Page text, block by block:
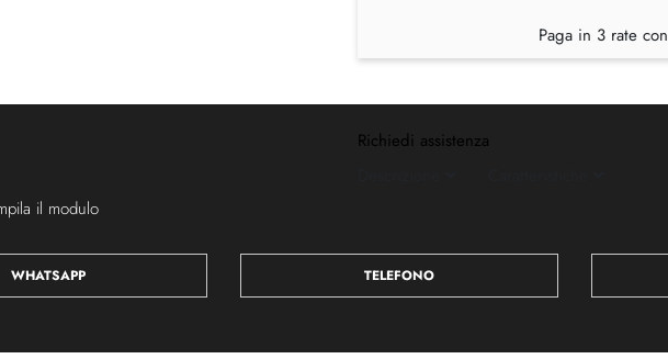
Paga in 3 rate con
Richiedi assistenza
il modulo
WHATSAPP TELEFONO